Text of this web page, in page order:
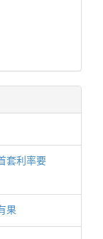
套利率要
果